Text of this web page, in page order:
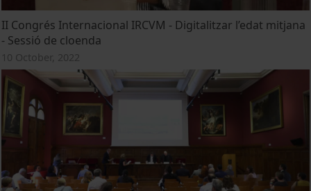
II Congrés Internacional IRCVM - Digitalitzar l’edat mitjana
- Sessió de cloenda
10 October, 2022